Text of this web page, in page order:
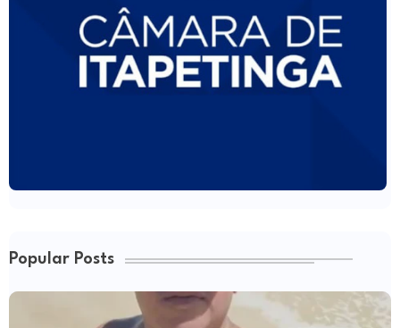
Popular Posts